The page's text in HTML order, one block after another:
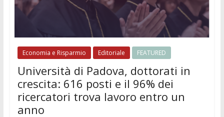
Economia e Risparmio Editoriale FEATURED
Università di Padova, dottorati in
crescita: 616 posti e il 96% dei
ricercatori trova lavoro entro un
anno